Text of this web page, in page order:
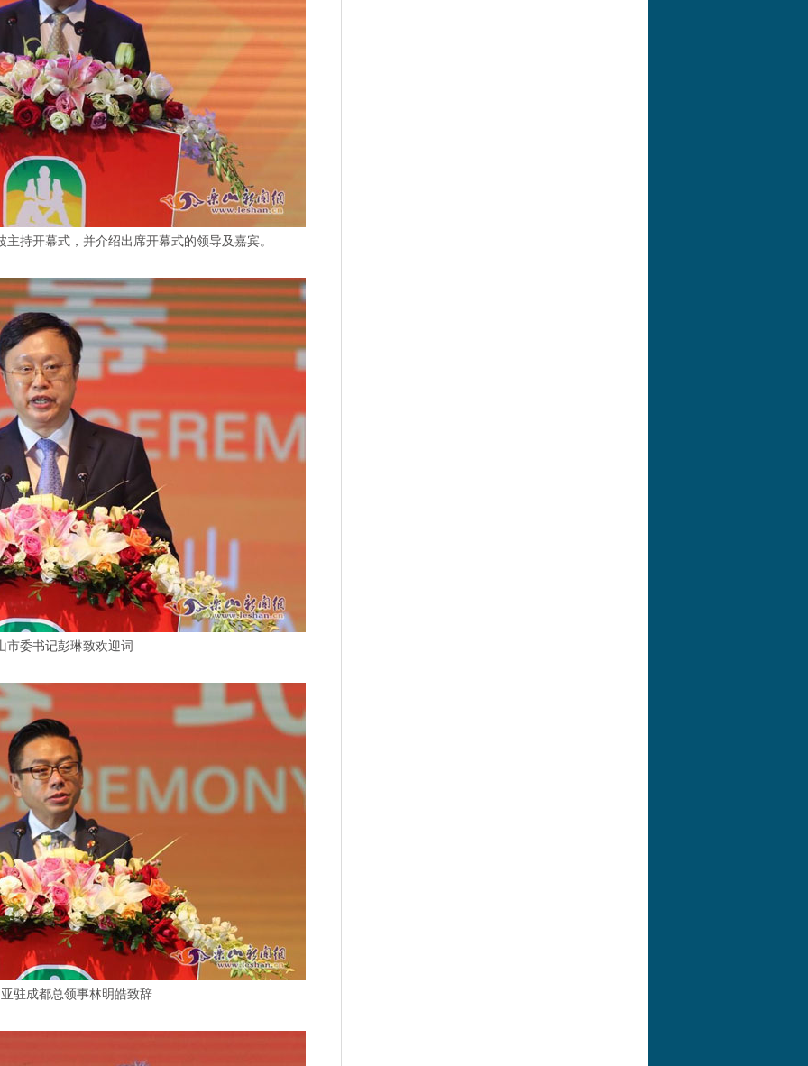
持开幕式，并介绍出席开幕式的领导及嘉宾。
市委书记彭琳致欢迎词
驻成都总领事林明皓致辞